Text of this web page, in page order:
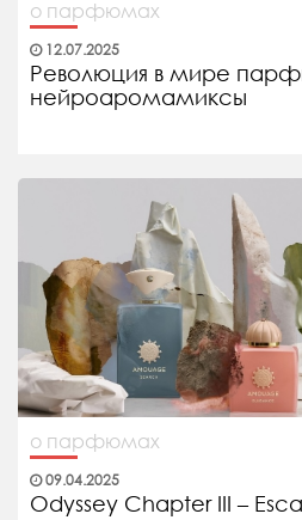
о парфюмах
12.07.2025
Революция в мире
нейроаромамиксы
о парфюмах
09.04.2025
Odyssey Chapter III –